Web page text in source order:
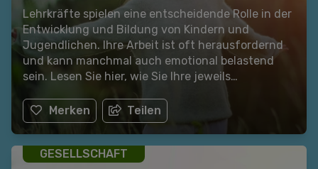
Lehrkräfte spielen eine entscheidende Rolle in der
Entwicklung und Bildung von Kindern und
Jugendlichen. Ihre Arbeit ist oft herausfordernd
und kann manchmal auch emotional belastend
sein. Lesen Sie hier, wie Sie Ihre jeweils
regelmäßig aktivieren können. Ein Beitrag in
Zusammenarbeit mit der Österreichischen
Merken Teilen
GESELLSCHAFT